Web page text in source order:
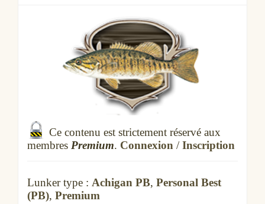
Ce contenu est strictement réservé aux
membres Premium. Connexion /Inscription
Lunker type : Achigan PB, Personal Best
(PB), Premium